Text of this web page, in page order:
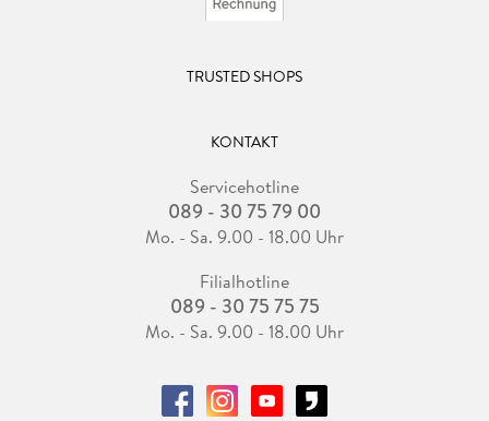
TRUSTED SHOPS
KONTAKT
Servicehotline
089 - 30 75 79 00
Mo. - Sa. 9.00 - 18.00 Uhr
Filialhotline
089 - 30 75 75 75
Mo. - Sa. 9.00 - 18.00 Uhr